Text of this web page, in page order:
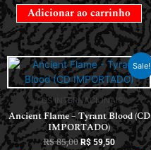
Adicionar ao carrinho
Sale!
CDS INTERNACIONAIS
Ancient Flame – Tyrant Blood (CD
IMPORTADO)
R$85,00 R$59,50